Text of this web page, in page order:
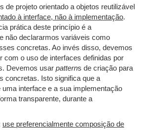
de projeto orientado a objetos reutilizável
à interface, não à implementação.
prática deste princípio é a
não declararmos variáveis como
concretas. Ao invés disso, devemos
com o uso de interfaces definidas por
Devemos usar patterns de criação para
concretas. Isto significa que a
interface e a sua implementação
transparente, durante a
use preferencialmente composição de